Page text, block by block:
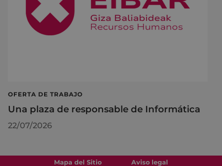
OFERTA DE TRABAJO
Una plaza de responsable de Informática
22/07/2026
Mapa del Sitio
Aviso legal